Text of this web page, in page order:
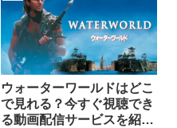
ウォーターワールドはどこ
で見れる？今すぐ視聴でき
る動画配信サービスを紹